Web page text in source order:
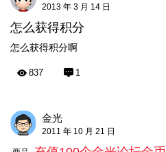
2013 年 3 月 14 日
怎么获得积分
怎么获得积分啊
837 1
金光
2011 年 10 月 21 日